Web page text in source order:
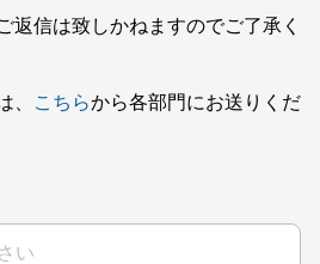
返信は致しかねますのでご了承く
、
こちらから各部門にお送りくだ